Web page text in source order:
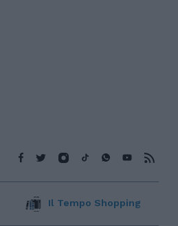
Il Tempo Shopping